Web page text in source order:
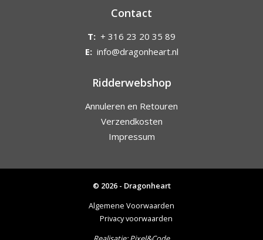
Contact
T: + 316 23 20 35 89
E: info@dragonheart.nl
Ridderwebshop
Annuleren en Retouren
Verzendkosten
Impressum
© 2026 - Dragonheart
Algemene Voorwaarden
Privacy voorwaarden